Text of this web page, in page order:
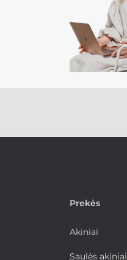
Prekės
Akiniai
Saulės akiniai